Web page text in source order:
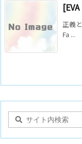
正義
Fa ...